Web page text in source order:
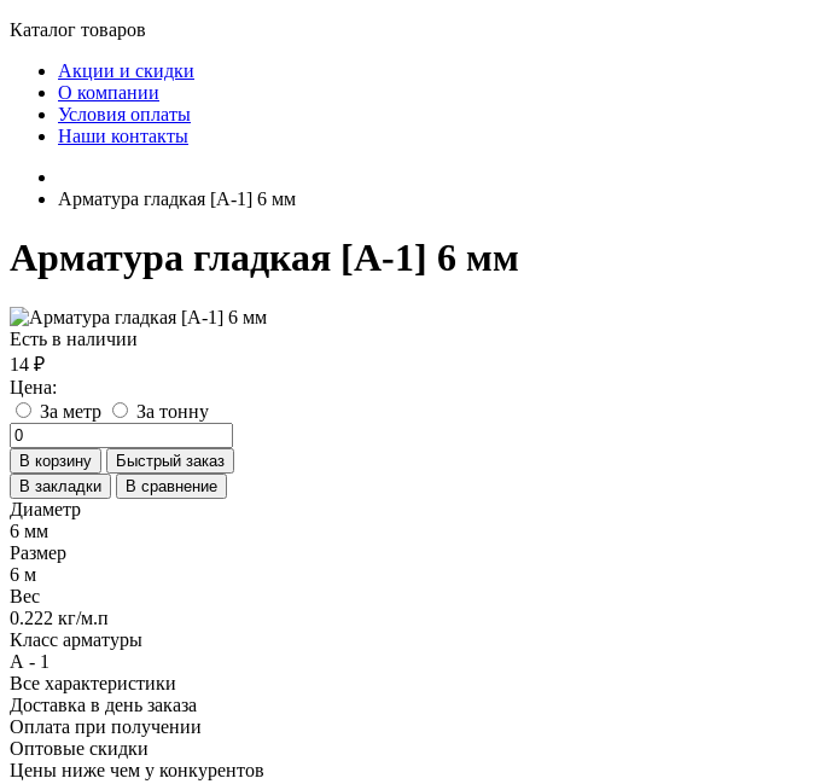
Каталог товаров
Акции и скидки
О компании
Условия оплаты
Наши контакты
Арматура гладкая [А-1] 6 мм
Арматура гладкая [А-1] 6 мм
Есть в наличии
14 ₽
Цена:
За метр
За тонну
В корзину
Быстрый заказ
В закладки
В сравнение
Диаметр
6 мм
Размер
6 м
Вес
0.222 кг/м.п
Класс арматуры
А - 1
Все характеристики
Доставка в день заказа
Оплата при получении
Оптовые скидки
Цены ниже чем у конкурентов